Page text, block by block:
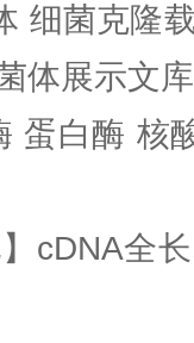
细菌克隆
体展示文库
蛋白酶 核
cDNA全